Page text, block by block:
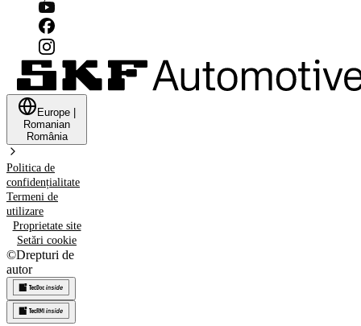
Europe
Romanian
România
Politica de
confidențialitate
Termeni de
utilizare
Proprietate site
Setări cookie
©Drepturi de
autor